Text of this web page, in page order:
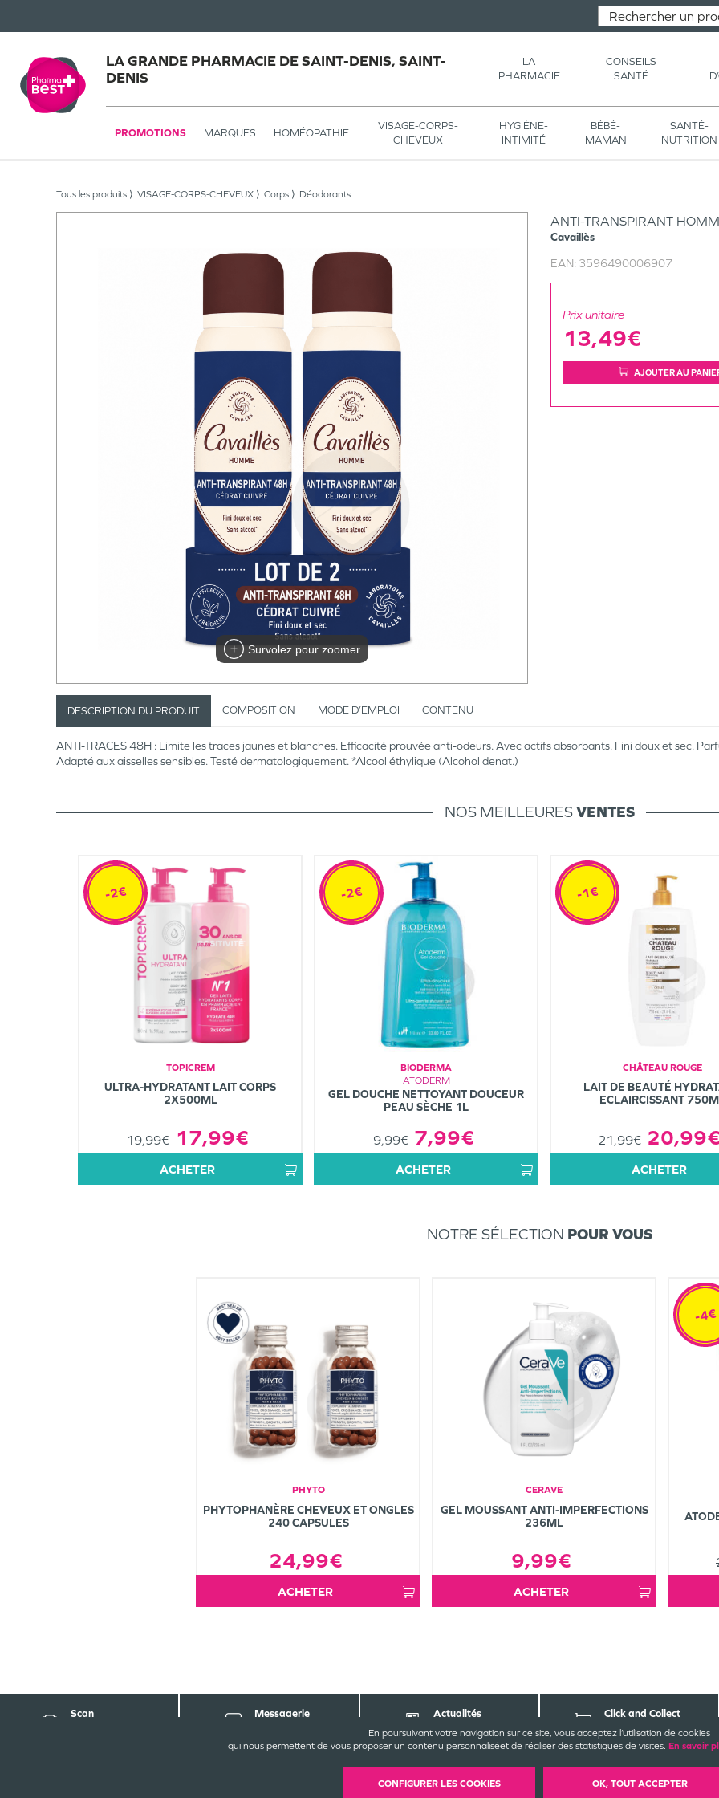
En poursuivant votre navigation sur ce site, vous acceptez l’utilisation de cookies
qui nous permettent de vous proposer un contenu personnaliséet de réaliser des statistiques de visites. En savoir
CONFIGURER LES COOKIES OK, TOUT ACCEPTER
LA GRANDE PHARMACIE DE SAINT-DENIS, SAINT-
DENIS
LA
PHARMACIE
CONSEILS
SANTÉ
PROMOTIONS MARQUES HOMÉOPATHIE
VISAGE-CORPS-
CHEVEUX
HYGIÈNE-
INTIMITÉ
BÉBÉ-
MAMAN
SANTÉ-
NUTRITION
Tous les produits VISAGE-CORPS-CHEVEUX Corps Déodorants
Survolez pour zoomer
ANTI-TRANSPIRANT
Cavaillès
EAN: 3596490006907
Prix unitaire
13,49€
AJOUTER AU
DESCRIPTION DU PRODUIT COMPOSITION MODE D’EMPLOI CONTENU
ANTI-TRACES 48H : Limite les traces jaunes et blanches. Efficacité prouvée anti-odeurs. Avec actifs absorbants. Fini doux et sec.
Adapté aux aisselles sensibles. Testé dermatologiquement. *Alcool éthylique (Alcohol denat.)
NOS MEILLEURESVENTES
TOPICREM
ULTRA-HYDRATANT LAIT CORPS
2X500ML
19,99€ 17,99€
-2€
ACHETER
BIODERMA
ATODERM
GEL DOUCHE NETTOYANT DOUCEUR
PEAU SÈCHE 1L
9,99€ 7,99€
-2€
ACHETER
CHÂTEAU ROUGE
LAIT DE BEAUTÉ
ECLAIRCISSANT
21,99€
-1€
ACHETER
NOTRE SÉLECTION POUR VOUS
PHYTO
PHYTOPHANÈRE CHEVEUX ET ONGLES
240 CAPSULES
24,99€
ACHETER
CERAVE
GEL MOUSSANT ANTI-IMPERFECTIONS
236ML
9,99€
ACHETER
-4€
Scan
Messagerie
Actualités
Pharmabest
Click and Collect
parapharmacie
CONTACTEZ-NOUS INFORMATIONS